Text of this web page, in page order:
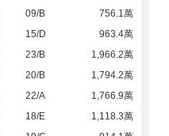
09/B
756.1萬
15/D
963.4萬
23/B
1,966.2萬
20/B
1,794.2萬
22/A
1,766.9萬
18/E
1,118.3萬